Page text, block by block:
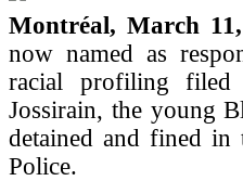
Montréal, March
now named as
racial profiling
Jossirain, the young
detained and fined in
Police.